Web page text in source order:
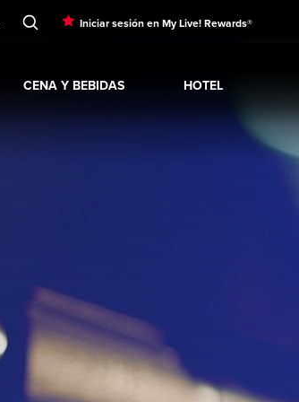
Iniciar sesión en My Live! Rewards®
CENA Y BEBIDAS
submenu
HOTEL
Hotel